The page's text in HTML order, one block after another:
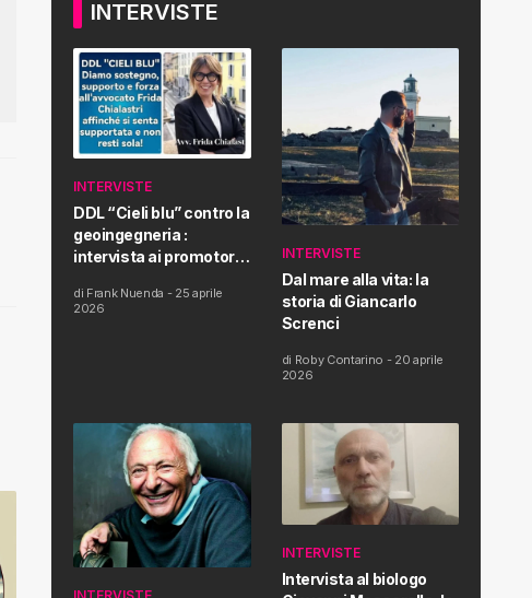
INTERVISTE
INTERVISTE
DDL “Cieli blu” contro la
geoingegneria :
intervista ai promotori
Proposta di Legge
di Frank Nuenda - 25 aprile
2026
INTERVISTE
Dal mare alla vita: la
storia di Giancarlo
Screnci
di Roby Contarino - 20 aprile
2026
INTERVISTE
Intervista al biologo